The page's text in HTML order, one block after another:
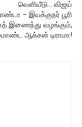
வெளியீடு… விஜய்
– இயக்குநர் பூரி
இணைந்து வழங்கும்,
ஆக்சன் டிராமா!